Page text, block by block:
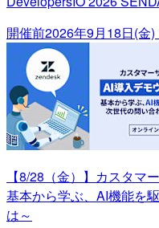
開催前2026年9月18日(金)
【8/28（金）】カスタマ
基本から学ぶ、AI機能を
は～